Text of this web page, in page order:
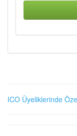
ICO Üyeliklerinde